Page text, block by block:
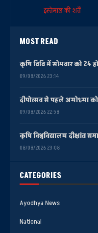
CATEGORIES
Ayodhya News
National
इस्तेमाल की शर्तें
MOST READ
कृषि विवि में सोमवार को 24
09/08/2026 23:14
दीपोत्सव से पहले अयोध्या
09/08/2026 22:58
कृषि विश्वविद्यालय दीक्षांत
08/08/2026 23:08